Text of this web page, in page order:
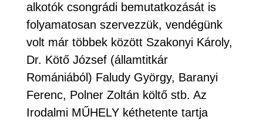
alkotók csongrádi bemutatkozását is
folyamatosan szervezzük, vendégünk
volt már többek között Szakonyi Károly,
Dr. Kötő József (államtitkár
Romániából) Faludy György, Baranyi
Ferenc, Polner Zoltán költő stb. Az
Irodalmi MŰHELY kéthetente tartja